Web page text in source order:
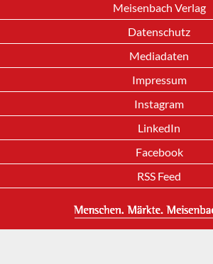
Meisenbach Verlag
Datenschutz
Mediadaten
Impressum
Instagram
LinkedIn
Facebook
RSS Feed